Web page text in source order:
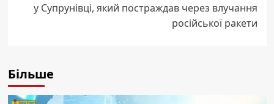
у Супрунівці, який постраждав через влучання
російської ракети
Більше